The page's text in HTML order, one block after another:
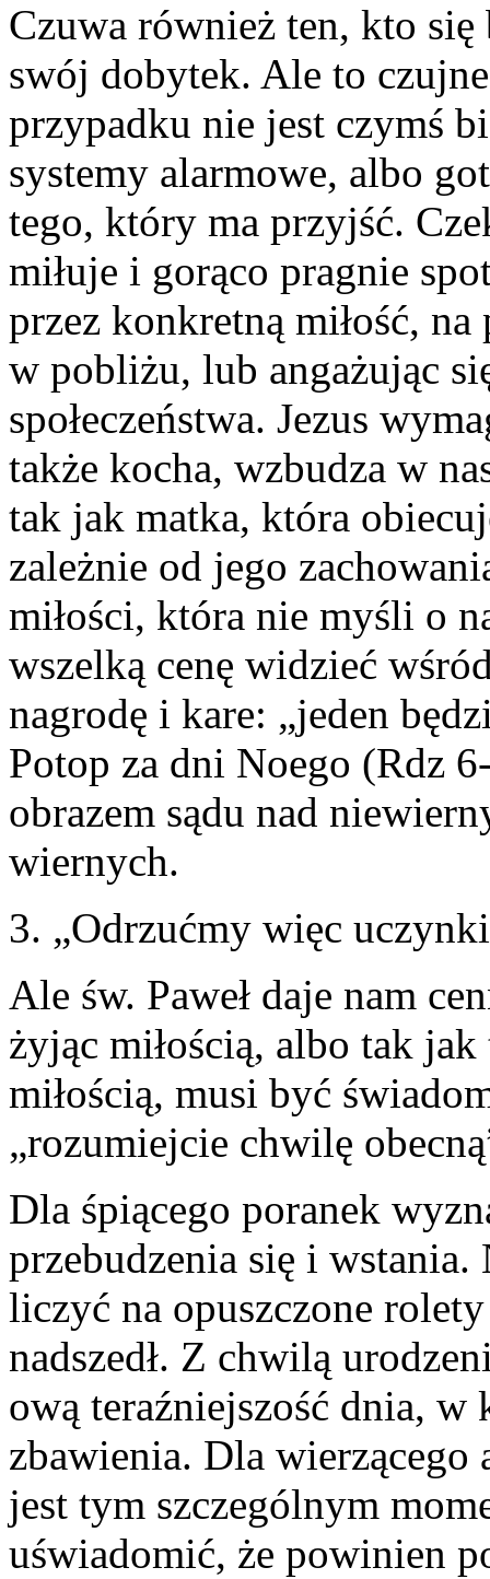
Czuwa również ten, kto
swój dobytek. Ale to
przypadku nie jest czymś
systemy alarmowe, albo
tego, który ma przyjść.
miłuje i gorąco pragnie
przez konkretną miłość, na
w pobliżu, lub angażując
społeczeństwa. Jezus
także kocha, wzbudza w
tak jak matka, która
zależnie od jego
miłości, która nie myśli o
wszelką cenę widzieć
nagrodę i kare: „jeden
Potop za dni Noego (Rdz
obrazem sądu nad
wiernych.
3. „Odrzućmy więc
Ale św. Paweł daje nam
żyjąc miłością, albo tak
miłością, musi być
„rozumiejcie chwilę
Dla śpiącego poranek
przebudzenia się i
liczyć na opuszczone
nadszedł. Z chwilą
ową teraźniejszość dnia, w
zbawienia. Dla wierzącego
jest tym szczególnym
uświadomić, że powinien